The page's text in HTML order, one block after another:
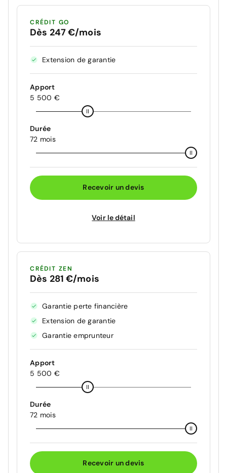
CRÉDIT GO
Dès 247 €/mois
Extension de garantie
Apport
5 500 €
Durée
72 mois
Recevoir un devis
Voir le détail
CRÉDIT ZEN
Dès 281 €/mois
Garantie perte financière
Extension de garantie
Garantie emprunteur
Apport
5 500 €
Durée
72 mois
Recevoir un devis